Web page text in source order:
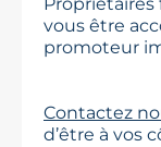
vous être
promoteur
Contactez
d’être à vos